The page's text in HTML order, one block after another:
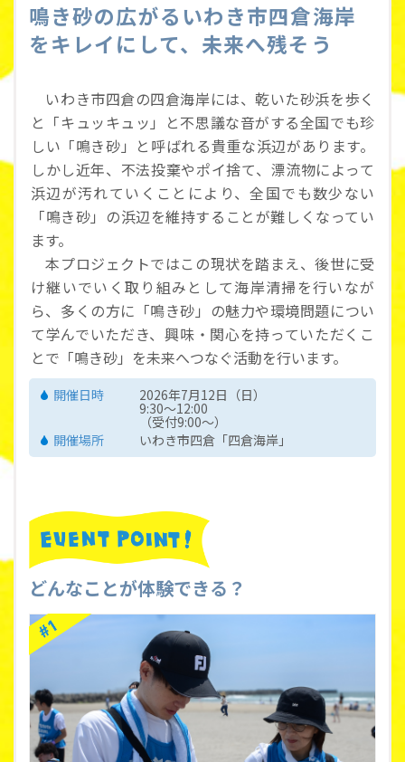
鳴き砂の広がるいわき市四倉海岸
をキレイにして、未来へ残そう
いわき市四倉の四倉海岸には、乾いた砂浜を歩く
と「キュッキュッ」と不思議な音がする全国でも珍
しい「鳴き砂」と呼ばれる貴重な浜辺があります。
しかし近年、不法投棄やポイ捨て、漂流物によって
浜辺が汚れていくことにより、全国でも数少ない
「鳴き砂」の浜辺を維持することが難しくなってい
ます。
本プロジェクトではこの現状を踏まえ、後世に受
け継いでいく取り組みとして海岸清掃を行いなが
ら、多くの方に「鳴き砂」の魅力や環境問題につい
て学んでいただき、興味・関心を持っていただくこ
とで「鳴き砂」を未来へつなぐ活動を行います。
開催日時 2026年7月12日（日）
9:30～12:00
（受付9:00～）
開催場所
いわき市四倉「四倉海岸」
どんなことが体験できる？